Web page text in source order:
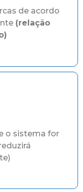
de acordo
(relação
o sistema for